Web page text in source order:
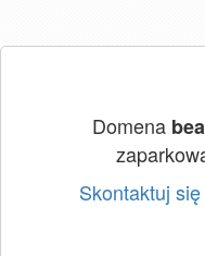
Domena
Skontaktuj się